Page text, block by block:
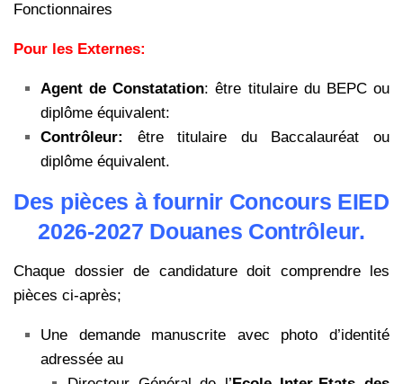
Fonctionnaires
Pour les Externes:
Agent de Constatation: être titulaire du BEPC ou
diplôme équivalent:
Contrôleur:
être titulaire du Baccalauréat ou
diplôme équivalent.
Des pièces à fournir Concours EIED
2026-2027 Douanes Contrôleur.
Chaque dossier de candidature doit comprendre les
pièces ci-après;
Une demande manuscrite avec photo d’identité
adressée au